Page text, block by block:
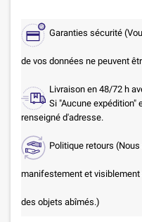
Garanties sécurité
de vos données ne peuvent
Livraison en 48/72 h
Si "Aucune expédition"
renseigné d'adresse.
Politique retours
manifestement et
des objets abîmés.)